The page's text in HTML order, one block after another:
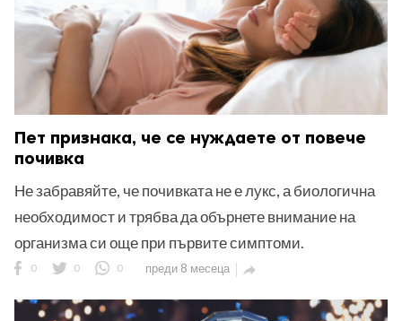
Пет признака, че се нуждаете от повече
почивка
Не забравяйте, че почивката не е лукс, а биологична
необходимост и трябва да обърнете внимание на
организма си още при първите симптоми.
0 0 0 преди 8 месеца 